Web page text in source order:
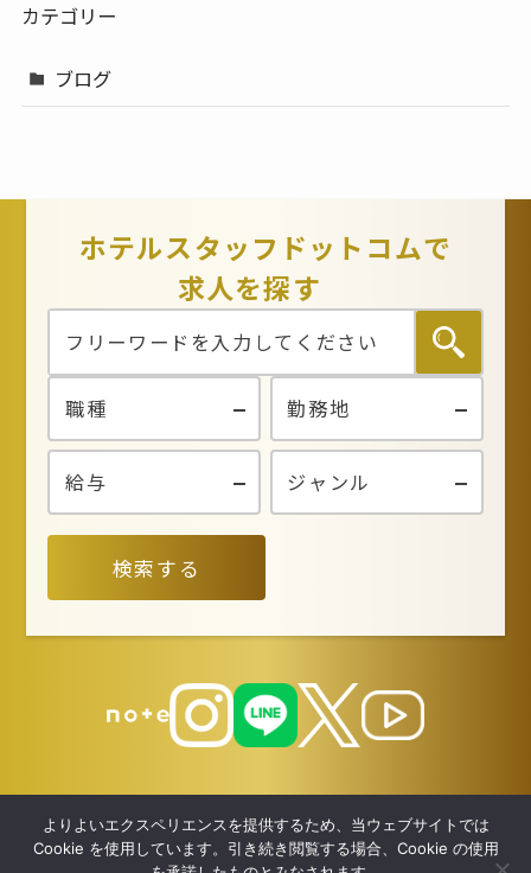
カテゴリー
ブログ
ホテルスタッフドットコムで
求人を探す
検索する
よりよいエクスペリエンスを提供するため、当ウェブサイトでは
Cookie を使用しています。引き続き閲覧する場合、Cookie の使用